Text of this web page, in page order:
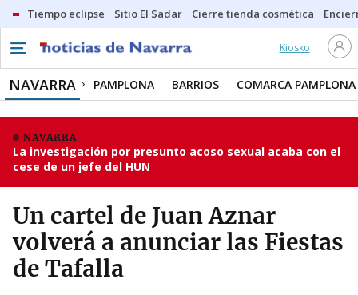
Tiempo eclipse Sitio El Sadar Cierre tienda cosmética
Kiosko
NAVARRA PAMPLONA BARRIOS COMARCA PAMPLONA
NAVARRA
La investigación por presunto acoso sexual acaba con el
cese de un jefe del HUN
Un cartel de Juan Aznar
volverá a anunciar las Fiestas
de Tafalla